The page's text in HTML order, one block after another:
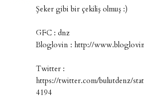
Şeker gibi bir çekiliş olmuş :)
GFC : dnz
Bloglovin : http://
Twitter :
https://twitter.com/bulutdenz/
4194